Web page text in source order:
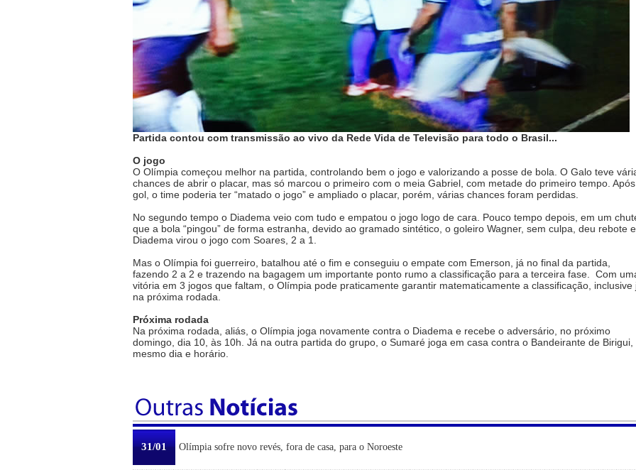
Partida contou com transmissão ao vivo da Rede Vida de Televisão para todo o Brasil...
O jogo
O Olímpia começou melhor na partida, controlando bem o jogo e valorizando a posse de bola. O Galo teve
chances de abrir o placar, mas só marcou o primeiro com o meia Gabriel, com metade do primeiro tempo.
gol, o time poderia ter “matado o jogo” e ampliado o placar, porém, várias chances foram perdidas.
No segundo tempo o Diadema veio com tudo e empatou o jogo logo de cara. Pouco tempo depois, em um
que a bola “pingou” de forma estranha, devido ao gramado sintético, o goleiro Wagner, sem culpa, deu rebote
Diadema virou o jogo com Soares, 2 a 1.
Mas o Olímpia foi guerreiro, batalhou até o fim e conseguiu o empate com Emerson, já no final da partida,
fazendo 2 a 2 e trazendo na bagagem um importante ponto rumo a classificação para a terceira fase. Com
vitória em 3 jogos que faltam, o Olímpia pode praticamente garantir matematicamente a classificação, inclusive
na próxima rodada.
Próxima rodada
Na próxima rodada, aliás, o Olímpia joga novamente contra o Diadema e recebe o adversário, no próximo
domingo, dia 10, às 10h. Já na outra partida do grupo, o Sumaré joga em casa contra o Bandeirante de Birigui,
mesmo dia e horário.
31/01 Olímpia sofre novo revés, fora de casa, para o Noroeste